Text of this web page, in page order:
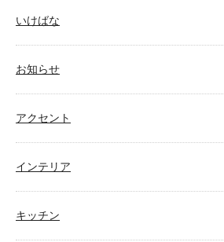
いけばな
お知らせ
アクセント
インテリア
キッチン